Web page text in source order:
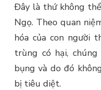
Đây là thứ không
Ngọ. Theo quan
hóa của con người
trùng có hại,
bụng và do đó
bị tiêu diệt.